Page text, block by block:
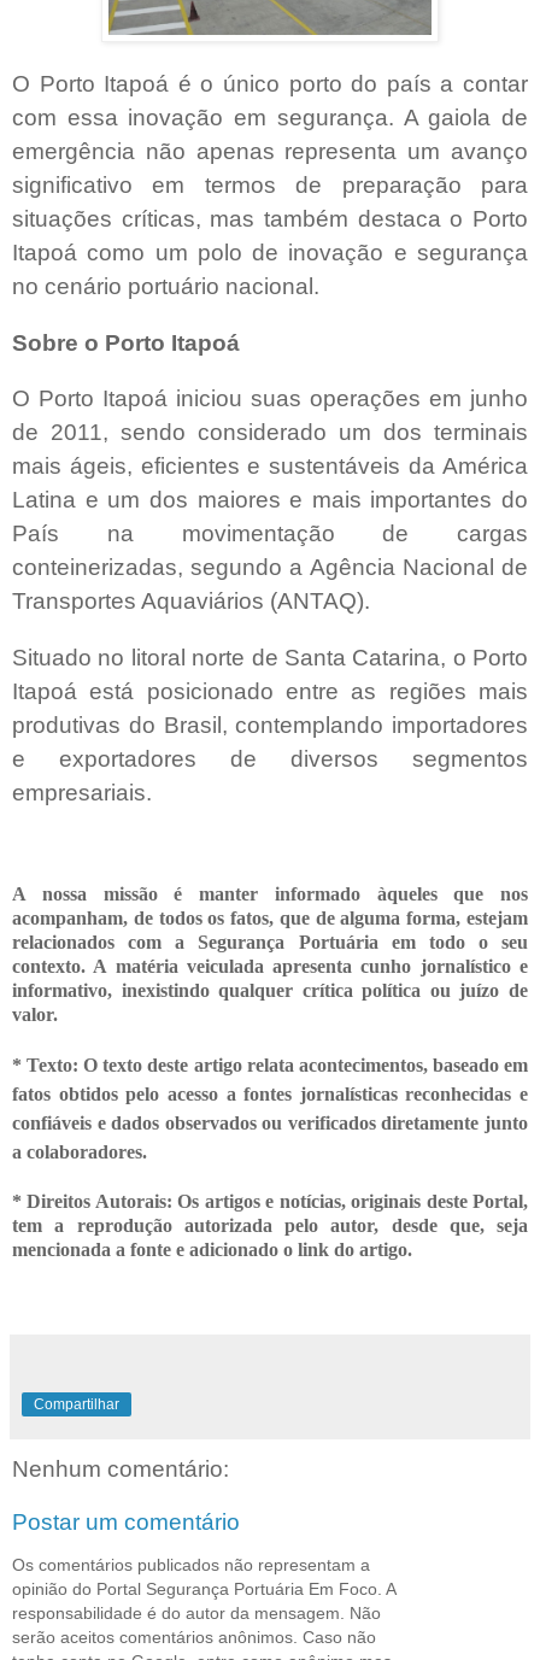
O Porto Itapoá é o único porto do país a contar
com essa inovação em segurança. A gaiola de
emergência não apenas representa um avanço
significativo em termos de preparação para
situações críticas, mas também destaca o Porto
Itapoá como um polo de inovação e segurança
no cenário portuário nacional.
Sobre o Porto Itapoá
O Porto Itapoá iniciou suas operações em junho
de 2011, sendo considerado um dos terminais
mais ágeis, eficientes e sustentáveis da América
Latina e um dos maiores e mais importantes do
País na movimentação de cargas
conteinerizadas, segundo a Agência Nacional de
Transportes Aquaviários (ANTAQ).
Situado no litoral norte de Santa Catarina, o Porto
Itapoá está posicionado entre as regiões mais
produtivas do Brasil, contemplando importadores
e exportadores de diversos segmentos
empresariais.
A nossa missão é manter informado àqueles que nos
acompanham, de todos os fatos, que de alguma forma, estejam
relacionados com a Segurança Portuária em todo o seu
contexto. A matéria veiculada apresenta cunho jornalístico e
informativo, inexistindo qualquer críticapolítica ou juízo de
valor.
* Texto: O texto deste artigo relata acontecimentos, baseado em
fatos obtidospelo acesso a fontes jornalísticas reconhecidas e
confiáveis e dados observados ou verificados diretamente junto
a colaboradores.
* Direitos Autorais: Os artigos e notícias, originais deste Portal,
tem a reprodução autorizada pelo autor, desde que, seja
mencionada a fonte e adicionado o link do artigo.
Compartilhar
Nenhum comentário:
Postar um comentário
Os comentários publicados não representam a
opinião do Portal Segurança Portuária Em Foco. A
responsabilidade é do autor da mensagem. Não
serão aceitos comentários anônimos. Caso não